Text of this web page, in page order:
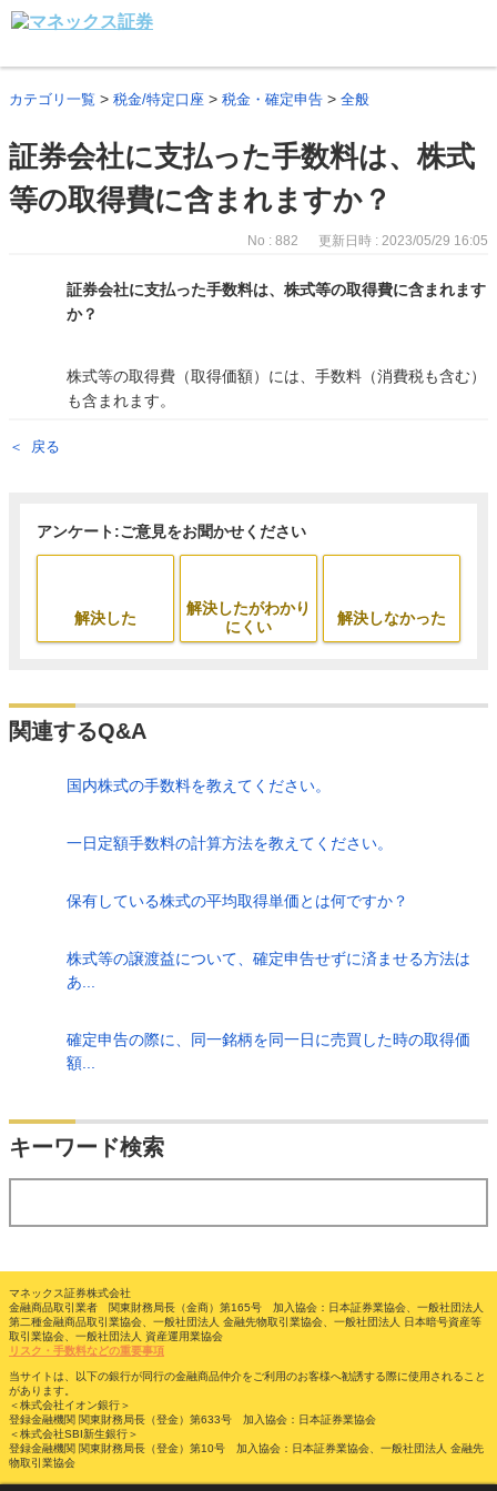
カテゴリ一覧 > 税金/特定口座 > 税金・確定申告 > 全般
証券会社に支払った手数料は、株式
等の取得費に含まれますか？
No : 882 更新日時 : 2023/05/29 16:05
証券会社に支払った手数料は、株式等の取得費に含まれます
か？
株式等の取得費（取得価額）には、手数料（消費税も含む）
も含まれます。
戻る
アンケート:ご意見をお聞かせください
解決した
解決したがわかり
にくい
解決しなかった
関連するQ&A
国内株式の手数料を教えてください。
一日定額手数料の計算方法を教えてください。
保有している株式の平均取得単価とは何ですか？
株式等の譲渡益について、確定申告せずに済ませる方法は
あ...
確定申告の際に、同一銘柄を同一日に売買した時の取得価
額...
キーワード検索
マネックス証券株式会社
金融商品取引業者 関東財務局長（金商）第165号 加入協会：日本証券業協会、一般社団法人
第二種金融商品取引業協会、一般社団法人 金融先物取引業協会、一般社団法人 日本暗号資産等
取引業協会、一般社団法人 資産運用業協会
リスク・手数料などの重要事項
当サイトは、以下の銀行が同行の金融商品仲介をご利用のお客様へ勧誘する際に使用されること
があります。
＜株式会社イオン銀行＞
登録金融機関 関東財務局長（登金）第633号 加入協会：日本証券業協会
＜株式会社SBI新生銀行＞
登録金融機関 関東財務局長（登金）第10号 加入協会：日本証券業協会、一般社団法人 金融先
物取引業協会